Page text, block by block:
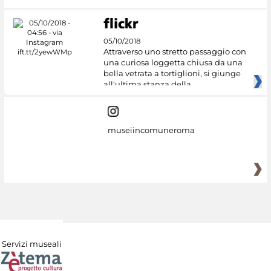
05/10/2018
Attraverso uno stretto passaggio con
una curiosa loggetta chiusa da una
bella vetrata a tortiglioni, si giunge
all'ultima stanza della
museiincomuneroma
Servizi museali